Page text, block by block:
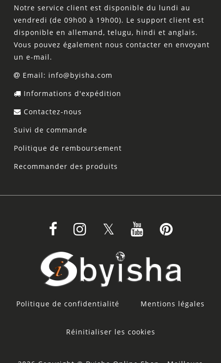
Notre service client est disponible du lundi au
vendredi (de 09h00 à 19h00). Le support client est
disponible en allemand, telugu, hindi et anglais.
Vous pouvez également nous contacter en envoyant
un e-mail.
Email: info@byisha.com
Informations d'expédition
Contactez-nous
Suivi de commande
Politique de remboursement
Recommander des produits
Politique de confidentialité Mentions légales
Réinitialiser les cookies